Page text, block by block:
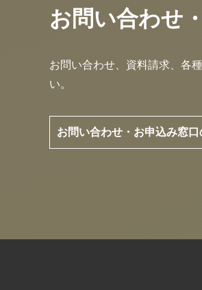
お問い合わせ
お問い合わせ、資料請求、各
い。
お問い合わせ・お申込み窓口